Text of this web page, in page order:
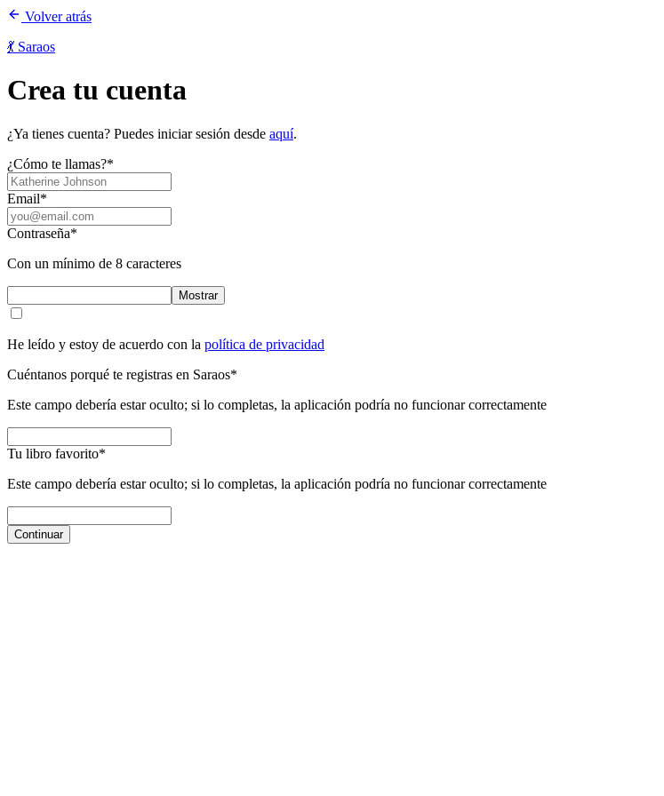
Volver atrás
💃 Saraos
Crea tu cuenta
¿Ya tienes cuenta? Puedes iniciar sesión desde aquí.
¿Cómo te llamas?*
Email*
Contraseña*
Con un mínimo de 8 caracteres
Mostrar
He leído y estoy de acuerdo con la política de privacidad
Cuéntanos porqué te registras en Saraos*
Este campo debería estar oculto; si lo completas, la aplicación podría no funcionar correctamente
Tu libro favorito*
Este campo debería estar oculto; si lo completas, la aplicación podría no funcionar correctamente
Continuar